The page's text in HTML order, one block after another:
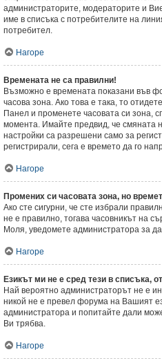
администраторите, модераторите и
име в списъка с потребителите на
потребител.
Нагоре
Времената не са правилни!
Възможно е времената показани във
часова зона. Ако това е така, то
Панел и променете часовата си зона,
момента. Имайте предвид, че смяната
настройки са разрешени само за
регистрирали, сега е времето да го
Нагоре
Промених си часовата зона, но
Ако сте сигурни, че сте избрали
не е правилно, тогава часовникът на
Моля, уведомете администратора за
Нагоре
Езикът ми не е сред тези в списъка,
Най вероятно администраторът не е
никой не е превел форума на Вашият
администратора и попитайте дали
Ви трябва.
Нагоре